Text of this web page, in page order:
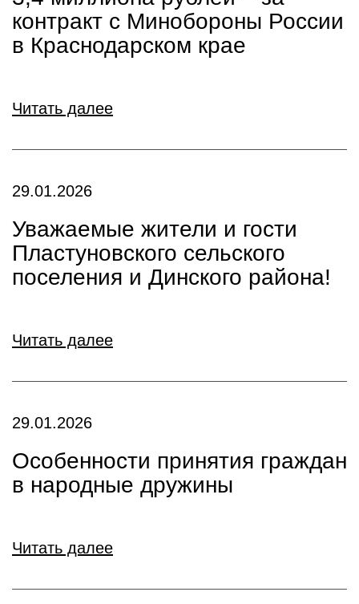
контракт с Минобороны России
в Краснодарском крае
Читать далее
29.01.2026
Уважаемые жители и гости
Пластуновского сельского
поселения и Динского района!
Читать далее
29.01.2026
Особенности принятия граждан
в народные дружины
Читать далее